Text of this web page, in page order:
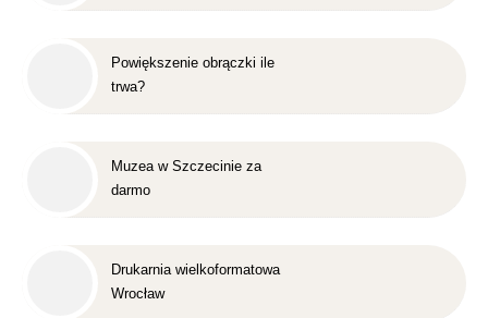
Powiększenie obrączki ile
trwa?
Muzea w Szczecinie za
darmo
Drukarnia wielkoformatowa
Wrocław